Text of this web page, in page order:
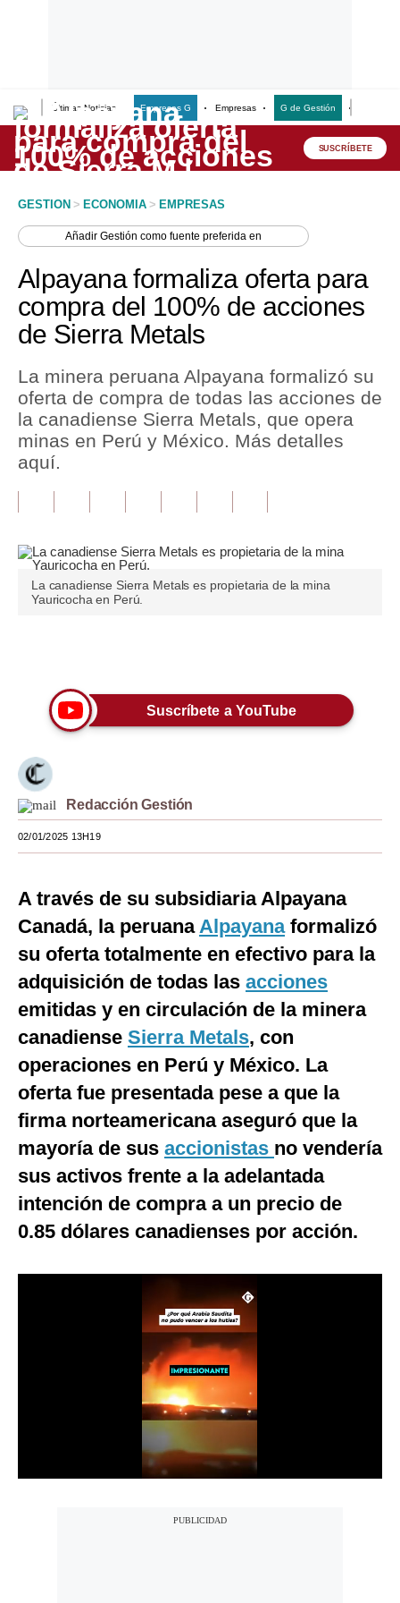
Últimas Noticias Empresas G Empresas G de Gestión
Lo último
Peru Quiosco
Economía
Mercados
Política
Tu Dinero
Finanzas Personales
Tendencias
Lujo
Viajes
Mundo
EEUU
España
Internacional
Tecnología
Club del Suscriptor
Mix
G de Gestión
Notas Contratadas
SUSCRÍBETE
GESTION > ECONOMIA > EMPRESAS
AñadirGestión como fuente preferida en
Alpayana formaliza oferta para
compra del 100% de acciones
de Sierra Metals
La minera peruana Alpayana formalizó su
oferta de compra de todas las acciones de
la canadiense Sierra Metals, que opera
minas en Perú y México. Más detalles
aquí.
La canadiense Sierra Metals es propietaria de la mina
Yauricocha en Perú.
Suscríbete a YouTube
Redacción Gestión
02/01/2025 13H19
A través de su subsidiaria Alpayana
Canadá, la peruanaAlpayanaformalizó
su oferta totalmente en efectivo para la
adquisición de todas las acciones
emitidas y en circulación de la minera
canadiense Sierra Metals, con
operaciones en Perú y México. La
oferta fue presentada pese a que la
firma norteamericana aseguró que la
mayoría de sus accionistas no vendería
sus activos frente a la adelantada
intención de compra a un precio de
0.85 dólares canadienses por acción.